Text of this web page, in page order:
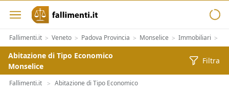
Fallimenti.it > Veneto > Padova Provincia > Monselice > Immobiliari >
Abitazione di Tipo Economico
Monselice
Filtra
Fallimenti.it > Abitazione di Tipo Economico